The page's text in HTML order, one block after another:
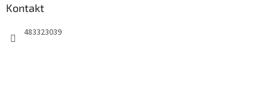
Kontakt
483323039